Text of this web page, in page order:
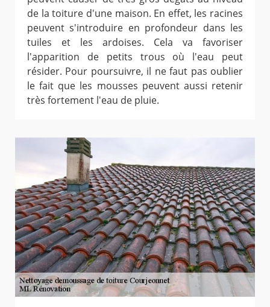
de la toiture d'une maison. En effet, les racines
peuvent s'introduire en profondeur dans les
tuiles et les ardoises. Cela va favoriser
l'apparition de petits trous où l'eau peut
résider. Pour poursuivre, il ne faut pas oublier
le fait que les mousses peuvent aussi retenir
très fortement l'eau de pluie.